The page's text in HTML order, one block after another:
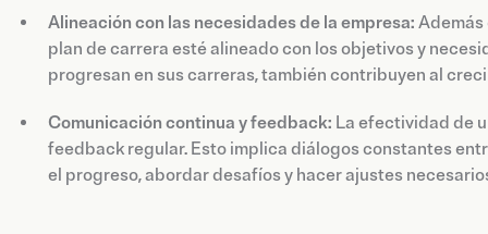
Alineación con las necesidades de la empresa:
plan de carrera esté alineado con los objetivos y
progresan en sus carreras, también contribuyen al
Comunicación continua y feedback: La efectividad de
feedback regular. Esto implica diálogos constantes
el progreso, abordar desafíos y hacer ajustes